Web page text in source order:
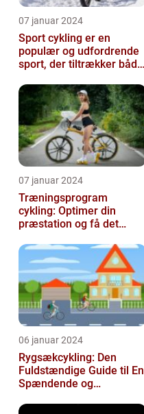
07 januar 2024
Sport cykling er en
populær og udfordrende
sport, der tiltrækker både
professionelle atl...
07 januar 2024
Træningsprogram
cykling: Optimer din
præstation og få det
træningssessioner
06 januar 2024
Rygsækcykling: Den
Fuldstændige Guide til En
Spændende og